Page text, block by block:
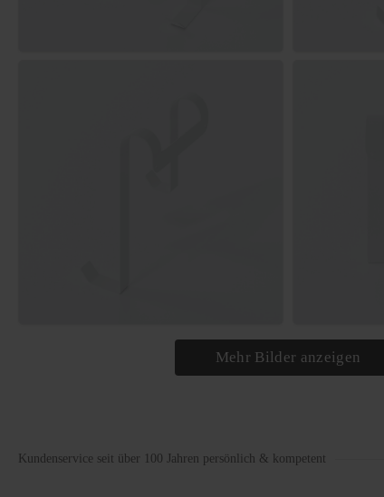
Mehr Bilder anzeigen
Kundenservice seit über 100 Jahren persönlich & kompetent